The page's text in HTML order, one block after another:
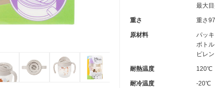
最大
重さ 重さ
原材料
パッ
ボト
ピレン
耐熱温度 120℃
耐冷温度 -20℃